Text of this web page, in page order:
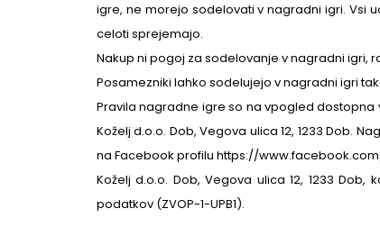
igre, ne morejo sodelovati v nagradni igri. Vsi
celoti sprejemajo.
Nakup ni pogoj za sodelovanje v nagradni igri,
Posamezniki lahko sodelujejo v nagradni igri
Pravila nagradne igre so na vpogled dostopna
Koželj d.o.o. Dob, Vegova ulica 12, 1233 Dob.
na Facebook profilu https://
Koželj d.o.o. Dob, Vegova ulica 12, 1233
podatkov (ZVOP-1-UPB1).